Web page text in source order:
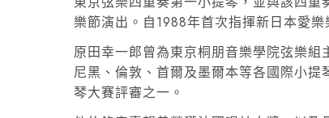
樂節演出。自1988年首次指揮新日本愛
原田幸一郎曾為東京桐朋音樂學院弦樂
尼黑、倫敦、首爾及墨爾本等各國際小
琴大賽評審之一。